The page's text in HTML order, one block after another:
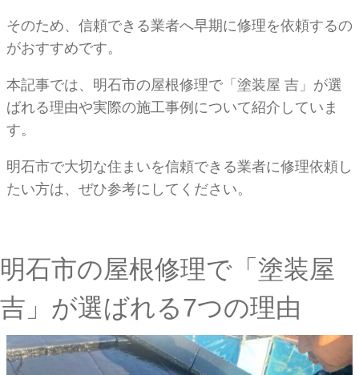
そのため、信頼できる業者へ早期に修理を依頼するの
がおすすめです。
本記事では、明石市の屋根修理で「塗装屋 吉」が選
ばれる理由や実際の施工事例について紹介していま
す。
明石市で大切な住まいを信頼できる業者に修理依頼し
たい方は、ぜひ参考にしてください。
明石市の屋根修理で「塗装屋
吉」が選ばれる7つの理由